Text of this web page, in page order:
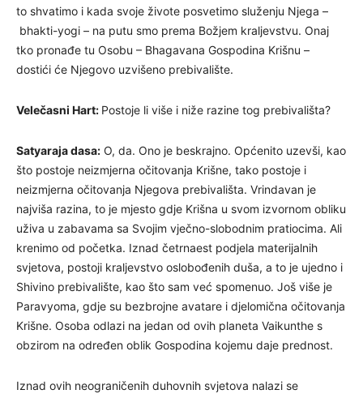
to shvatimo i kada svoje živote posvetimo služenju Njega –
bhakti-yogi – na putu smo prema Božjem kraljevstvu. Onaj
tko pronađe tu Osobu – Bhagavana Gospodina Krišnu –
dostići će Njegovo uzvišeno prebivalište.
Velečasni Hart: Postoje li više i niže razine tog prebivališta?
Satyaraja dasa: O, da. Ono je beskrajno. Općenito uzevši, kao
što postoje neizmjerna očitovanja Krišne, tako postoje i
neizmjerna očitovanja Njegova prebivališta. Vrindavan je
najviša razina, to je mjesto gdje Krišna u svom izvornom obliku
uživa u zabavama sa Svojim vječno-slobodnim pratiocima. Ali
krenimo od početka. Iznad četrnaest podjela materijalnih
svjetova, postoji kraljevstvo oslobođenih duša, a to je ujedno i
Shivino prebivalište, kao što sam već spomenuo. Još više je
Paravyoma, gdje su bezbrojne avatare i djelomična očitovanja
Krišne. Osoba odlazi na jedan od ovih planeta Vaikunthe s
obzirom na određen oblik Gospodina kojemu daje prednost.
Iznad ovih neograničenih duhovnih svjetova nalazi se